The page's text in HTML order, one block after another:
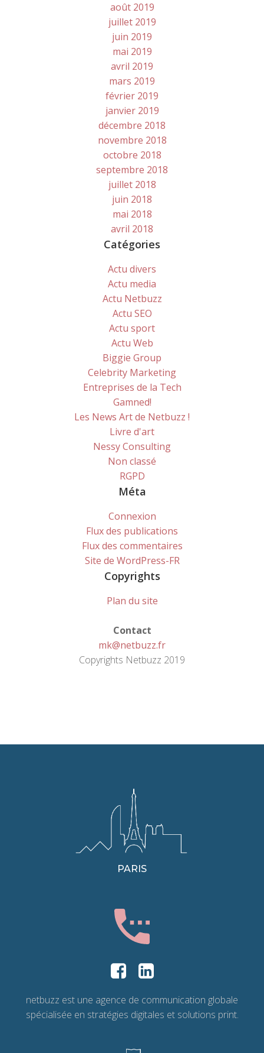
août 2019
juillet 2019
juin 2019
mai 2019
avril 2019
mars 2019
février 2019
janvier 2019
décembre 2018
novembre 2018
octobre 2018
septembre 2018
juillet 2018
juin 2018
mai 2018
avril 2018
Catégories
Actu divers
Actu media
Actu Netbuzz
Actu SEO
Actu sport
Actu Web
Biggie Group
Celebrity Marketing
Entreprises de la Tech
Gamned!
Les News Art de Netbuzz !
Livre d'art
Nessy Consulting
Non classé
RGPD
Méta
Connexion
Flux des publications
Flux des commentaires
Site de WordPress-FR
Copyrights
Plan du site
Contact
mk@netbuzz.fr
Copyrights Netbuzz 2019
PARIS
netbuzz est une agence de communication globale
spécialisée en stratégies digitales et solutions print.